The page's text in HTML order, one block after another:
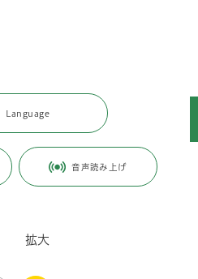
Language
音声読み上げ
拡大
安全・防災・消防
ページ番号：J005736